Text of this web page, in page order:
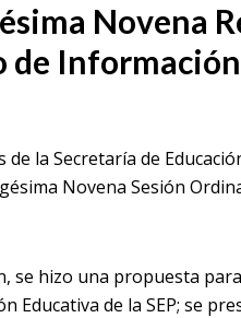
Novena
de
la Secretaría de
Novena Sesión
se hizo una propuesta
Educativa de la SEP; se